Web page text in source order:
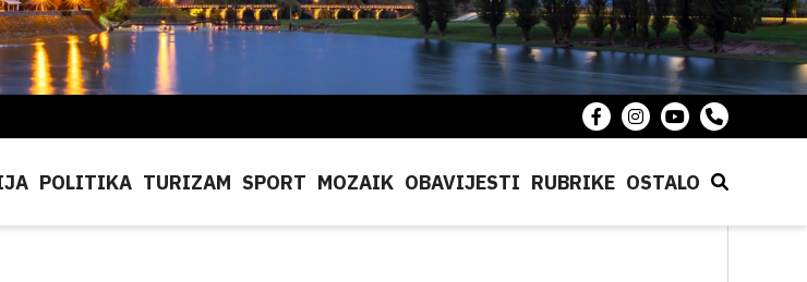
POLITIKA TURIZAM SPORT MOZAIK OBAVIJESTI RUBRIKE OSTALO